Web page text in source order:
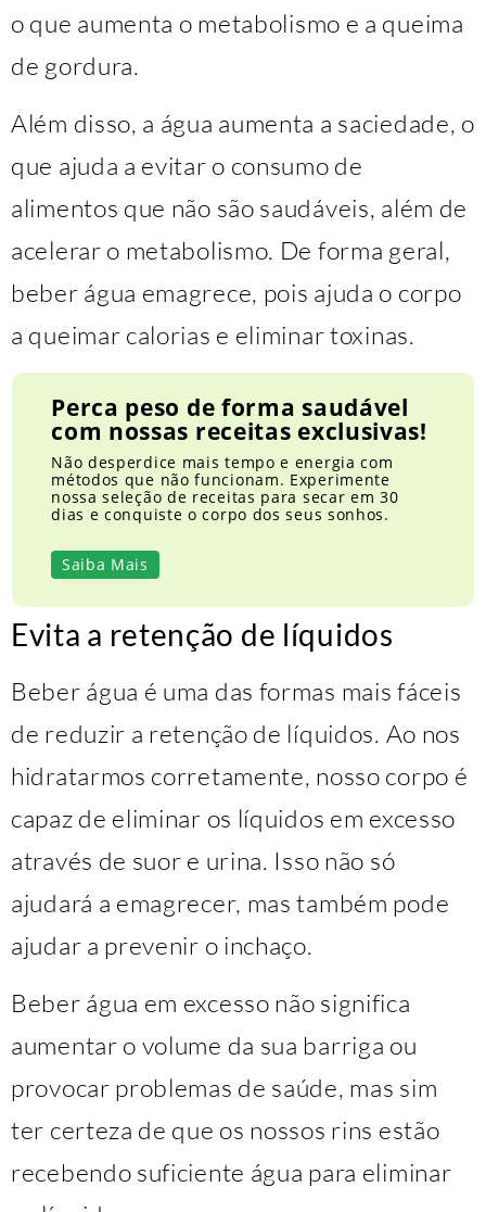
o que aumenta o metabolismo e a queima
de gordura.
Além disso, a água aumenta a saciedade, o
que ajuda a evitar o consumo de
alimentos que não são saudáveis, além de
acelerar o metabolismo. De forma geral,
beber água emagrece, pois ajuda o corpo
a queimar calorias e eliminar toxinas.
Perca peso de forma saudável
com nossas receitas exclusivas!
Não desperdice mais tempo e energia com
métodos que não funcionam. Experimente
nossa seleção de receitas para secar em 30
dias e conquiste o corpo dos seus sonhos.
Saiba Mais
Evita a retenção de líquidos
Beber água é uma das formas mais fáceis
de reduzir a retenção de líquidos. Ao nos
hidratarmos corretamente, nosso corpo é
capaz de eliminar os líquidos em excesso
através de suor e urina. Isso não só
ajudará a emagrecer, mas também pode
ajudar a prevenir o inchaço.
Beber água em excesso não significa
aumentar o volume da sua barriga ou
provocar problemas de saúde, mas sim
ter certeza de que os nossos rins estão
recebendo suficiente água para eliminar